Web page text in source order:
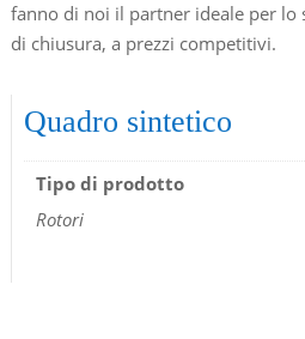
fanno di noi il partner ideale per lo
di chiusura, a prezzi competitivi.
Quadro sintetico
Tipo di prodotto
Rotori